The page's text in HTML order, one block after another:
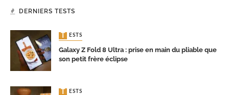
DERNIERS TESTS
TESTS
Galaxy Z Fold 8 Ultra : prise en main du pliable que
son petit frère éclipse
TESTS